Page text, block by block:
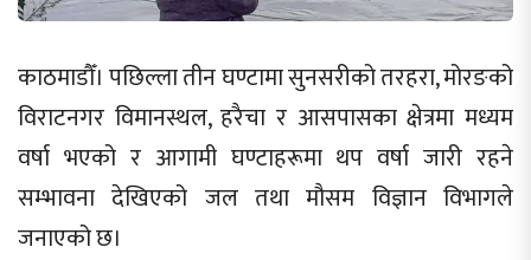
काठमाडौँ। पछिल्ला तीन घण्टामा सुनसरीको तरहरा, मोरङको
विराटनगर विमानस्थल, हरैचा र आसपासका क्षेत्रमा मध्यम
वर्षा भएको र आगामी घण्टाहरूमा थप वर्षा जारी रहने
सम्भावना देखिएको जल तथा मौसम विज्ञान विभागले
जनाएको छ।